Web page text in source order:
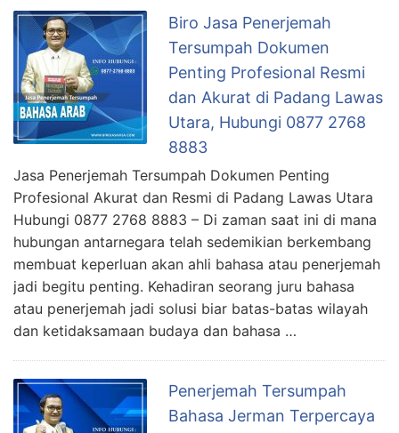
Biro Jasa Penerjemah
Tersumpah Dokumen
Penting Profesional Resmi
dan Akurat di Padang Lawas
Utara, Hubungi 0877 2768
8883
Jasa Penerjemah Tersumpah Dokumen Penting
Profesional Akurat dan Resmi di Padang Lawas Utara
Hubungi 0877 2768 8883 – Di zaman saat ini di mana
hubungan antarnegara telah sedemikian berkembang
membuat keperluan akan ahli bahasa atau penerjemah
jadi begitu penting. Kehadiran seorang juru bahasa
atau penerjemah jadi solusi biar batas-batas wilayah
dan ketidaksamaan budaya dan bahasa …
Penerjemah Tersumpah
Bahasa Jerman Terpercaya